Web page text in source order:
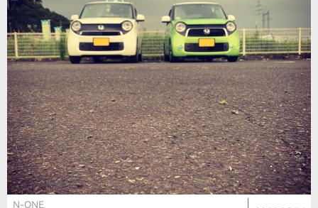
N-ONE